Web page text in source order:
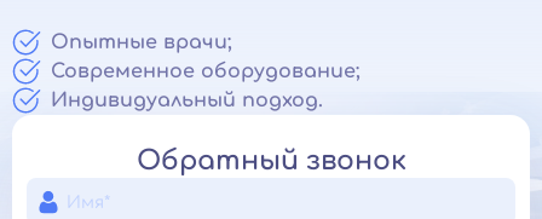
Опытные врачи;
Современное оборудование;
Индивидуальный подход.
Обратный звонок